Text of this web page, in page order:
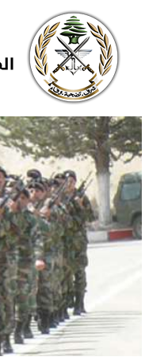
تجاوز إلى المحتوى الرئيسي
Skip to navigation